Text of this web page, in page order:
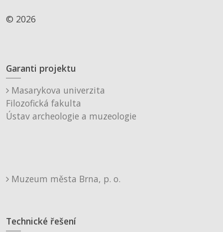
© 2026
Garanti projektu
Masarykova univerzita
Filozofická fakulta
Ústav archeologie a muzeologie
Muzeum města Brna, p. o.
Technické řešení